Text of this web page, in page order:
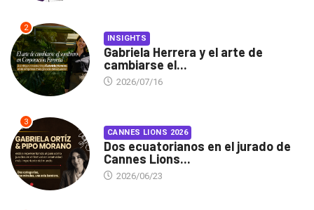
2
INSIGHTS
Gabriela Herrera y el arte de
cambiarse el...
2026/07/16
3
CANNES LIONS 2026
Dos ecuatorianos en el jurado de
Cannes Lions...
2026/06/23